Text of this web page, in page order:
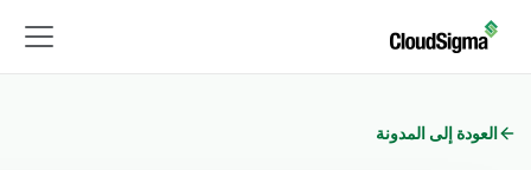
العودة إلى المدونة